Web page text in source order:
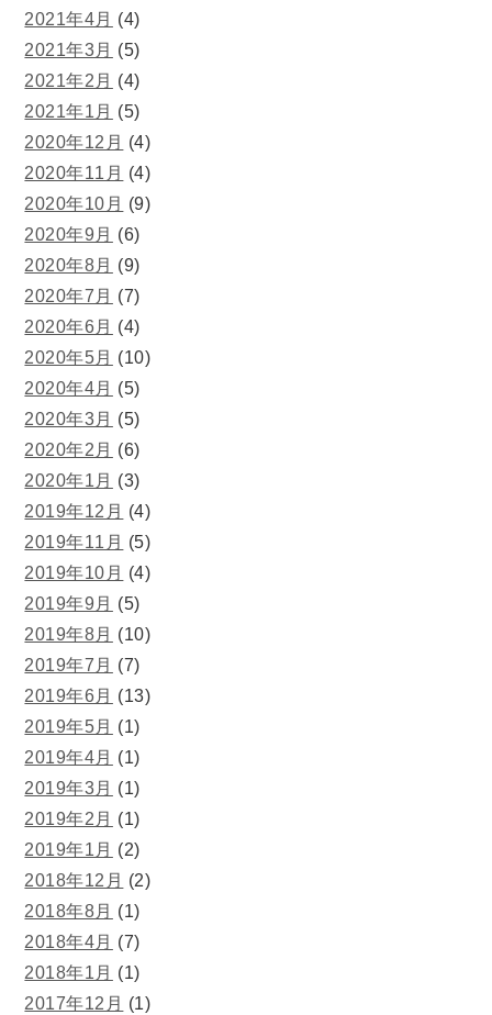
2021年4月 (4)
2021年3月 (5)
2021年2月 (4)
2021年1月 (5)
2020年12月 (4)
2020年11月 (4)
2020年10月 (9)
2020年9月 (6)
2020年8月 (9)
2020年7月 (7)
2020年6月 (4)
2020年5月 (10)
2020年4月 (5)
2020年3月 (5)
2020年2月 (6)
2020年1月 (3)
2019年12月 (4)
2019年11月 (5)
2019年10月 (4)
2019年9月 (5)
2019年8月 (10)
2019年7月 (7)
2019年6月 (13)
2019年5月 (1)
2019年4月 (1)
2019年3月 (1)
2019年2月 (1)
2019年1月 (2)
2018年12月 (2)
2018年8月 (1)
2018年4月 (7)
2018年1月 (1)
2017年12月 (1)